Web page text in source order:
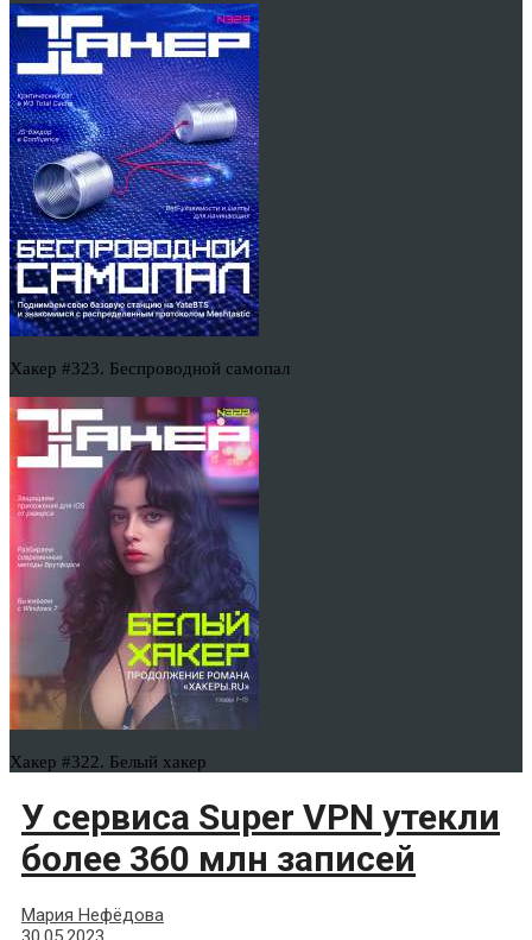
Хакер #323. Беспроводной самопал
Хакер #322. Белый хакер
У сервиса Super VPN утекли
более 360 млн записей
Мария Нефёдова